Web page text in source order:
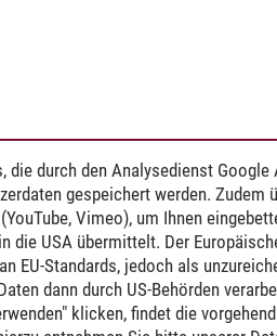
die durch den Analysedienst
gespeichert werden.
Vimeo), um Ihnen
die USA übermittelt. Der
EU-Standards, jedoch als
dann durch US-Behörden
klicken, findet die